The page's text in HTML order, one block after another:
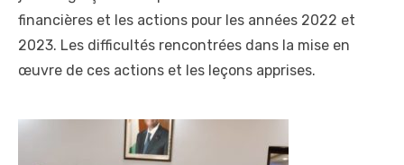
financières et les actions pour les années 2022 et
2023. Les difficultés rencontrées dans la mise en
œuvre de ces actions et les leçons apprises.